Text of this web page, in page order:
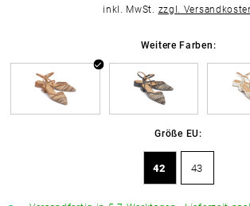
inkl. MwSt. zzgl.
Weitere Farben:
Größe EU:
42 43